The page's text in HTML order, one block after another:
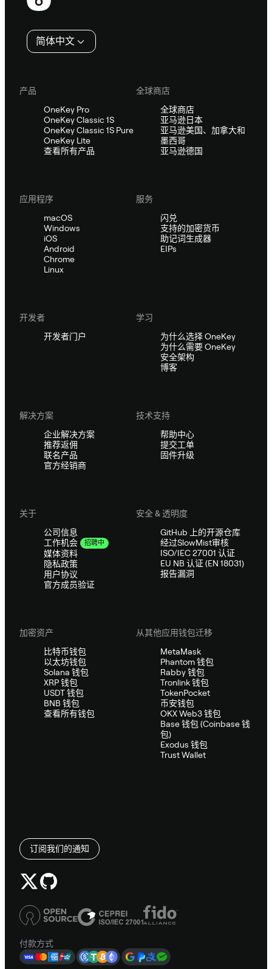
简体中文
产品
OneKey Pro
OneKey Classic 1S
OneKey Classic 1S Pure
OneKey Lite
查看所有产品
全球商店
全球商店
亚马逊日本
亚马逊美国、加拿大和
墨西哥
亚马逊德国
应用程序
macOS
Windows
iOS
Android
Chrome
Linux
服务
闪兑
支持的加密货币
助记词生成器
EIPs
开发者
开发者门户
学习
为什么选择 OneKey
为什么需要 OneKey
安全架构
博客
解决方案
企业解决方案
推荐返佣
联名产品
官方经销商
技术支持
帮助中心
提交工单
固件升级
关于
公司信息
工作机会
招聘中
媒体资料
隐私政策
用户协议
官方成员验证
安全 & 透明度
GitHub 上的开源仓库
经过SlowMist审核
ISO/IEC 27001 认证
EU NB 认证 (EN 18031)
报告漏洞
加密资产
比特币钱包
以太坊钱包
Solana 钱包
XRP 钱包
USDT 钱包
BNB 钱包
查看所有钱包
从其他应用钱包迁移
MetaMask
Phantom 钱包
Rabby 钱包
Tronlink 钱包
TokenPocket
币安钱包
OKX Web3 钱包
Base 钱包 (Coinbase 钱
包)
Exodus 钱包
Trust Wallet
订阅我们的通知
付款方式